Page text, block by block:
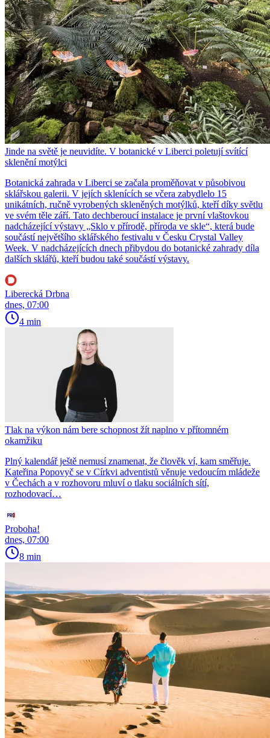
Jinde na světě je neuvidíte. V botanické v Liberci poletují svítící
sklenění motýlci
Botanická zahrada v Liberci se začala proměňovat v působivou
sklářskou galerii. V jejích sklenících se včera zabydlelo 15
unikátních, ručně vyrobených skleněných motýlků, kteří díky světlu
ve svém těle září. Tato dechberoucí instalace je první vlaštovkou
nadcházející výstavy „Sklo v přírodě, příroda ve skle“, která bude
součástí největšího sklářského festivalu v Česku Crystal Valley
Week. V nadcházejících dnech přibydou do botanické zahrady díla
dalších sklářů, kteří budou také součástí výstavy.
Liberecká Drbna
dnes, 07:00
4 min
Tlak na výkon nám bere schopnost žít naplno v přítomném
okamžiku
Plný kalendář ještě nemusí znamenat, že člověk ví, kam směřuje.
Kateřina Popovyč se v Církvi adventistů věnuje vedoucím mládeže
v Čechách a v rozhovoru mluví o tlaku sociálních sítí,
rozhodovací…
Proboha!
dnes, 07:00
8 min